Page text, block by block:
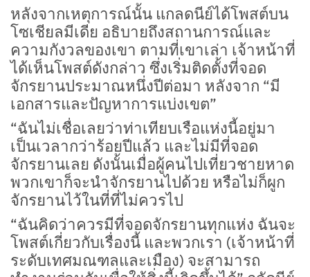
หลังจากเหตุการณ์นั้น แกลดนีย์ได้โพสต์บน
โซเชียลมีเดีย อธิบายถึงสถานการณ์และ
ความกังวลของเขา ตามที่เขาเล่า เจ้าหน้าที่
ได้เห็นโพสต์ดังกล่าว ซึ่งเริ่มติดตั้งที่จอด
จักรยานประมาณหนึ่งปีต่อมา หลังจาก “มี
เอกสารและปัญหาการแบ่งเขต”
“ฉันไม่เชื่อเลยว่าท่าเทียบเรือแห่งนี้อยู่มา
เป็นเวลากว่าร้อยปีแล้ว และไม่มีที่จอด
จักรยานเลย ดังนั้นเมื่อผู้คนไปเที่ยวชายหาด
พวกเขาก็จะนำจักรยานไปด้วย หรือไม่ก็ผูก
จักรยานไว้ในที่ที่ไม่ควรไป
“ฉันคิดว่าควรมีที่จอดจักรยานทุกแห่ง ฉันจะ
โพสต์เกี่ยวกับเรื่องนี้ และพวกเรา (เจ้าหน้าที่
ระดับเทศมณฑลและเมือง) จะสามารถ